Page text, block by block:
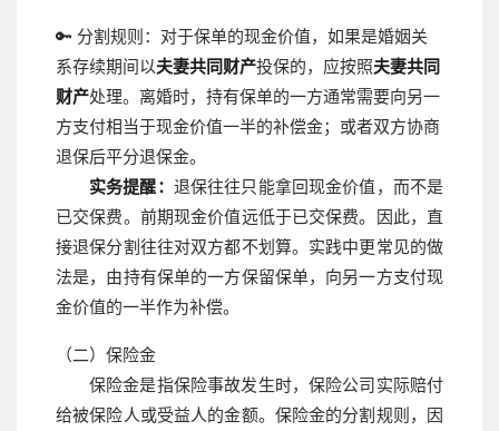
🔑 分割规则： 对于保单的现金价值，如果是婚姻关
系存续期间以夫妻共同财产投保的，应按照夫妻共同
财产处理。离婚时，持有保单的一方通常需要向另一
方支付相当于现金价值一半的补偿金；或者双方协商
退保后平分退保金。
实务提醒： 退保往往只能拿回现金价值，而不是
已交保费。前期现金价值远低于已交保费。因此，直
接退保分割往往对双方都不划算。实践中更常见的做
法是，由持有保单的一方保留保单，向另一方支付现
金价值的一半作为补偿。
（二）保险金
保险金是指保险事故发生时，保险公司实际赔付
给被保险人或受益人的金额。保险金的分割规则，因